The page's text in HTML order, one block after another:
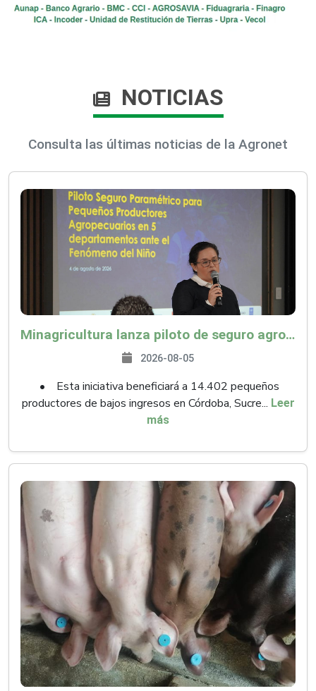
NOTICIAS
Consulta las últimas noticias de la Agronet
Minagricultura lanza piloto de seguro agropecuario por $9.625 millones para proteger a más de 14.000 pequeños productores contra riesgos del Fenómeno de El Niño
2026-08-05
• Esta iniciativa beneficiará a 14.402 pequeños
productores de bajos ingresos en Córdoba, Sucre... Leer
más